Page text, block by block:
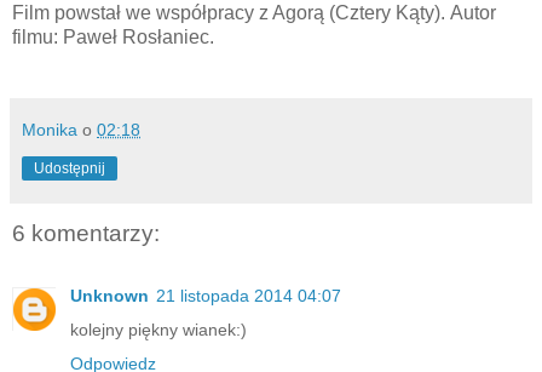
Film powstał we współpracy z Agorą (Cztery Kąty). Autor
filmu: Paweł Rosłaniec.
Monika o 02:18
Udostępnij
6 komentarzy:
Unknown 21 listopada 2014 04:07
kolejny piękny wianek:)
Odpowiedz